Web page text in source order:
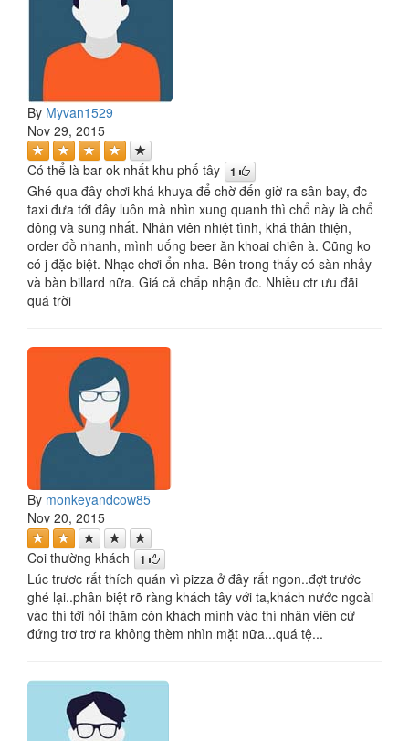
By Myvan1529
Nov 29, 2015
Có thể là bar ok nhất khu phố tây 1
Ghé qua đây chơi khá khuya để chờ đến giờ ra sân bay, đc
taxi đưa tới đây luôn mà nhìn xung quanh thì chổ này là chổ
đông và sung nhất. Nhân viên nhiệt tình, khá thân thiện,
order đồ nhanh, mình uống beer ăn khoai chiên à. Cũng ko
có j đặc biệt. Nhạc chơi ổn nha. Bên trong thấy có sàn nhảy
và bàn billard nữa. Giá cả chấp nhận đc. Nhiều ctr ưu đãi
quá trời
By monkeyandcow85
Nov 20, 2015
Coi thường khách 1
Lúc trươc rất thích quán vì pizza ở đây rất ngon..đợt trước
ghé lại..phân biệt rõ ràng khách tây với ta,khách nước ngoài
vào thì tới hỏi thăm còn khách mình vào thì nhân viên cứ
đứng trơ trơ ra không thèm nhìn mặt nữa...quá tệ...